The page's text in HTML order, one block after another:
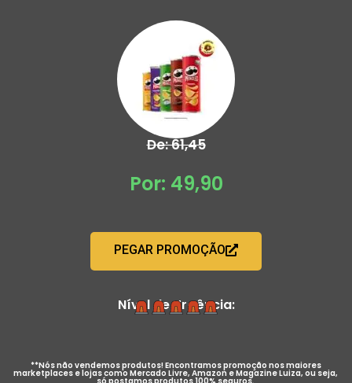
De: 61,45
Por: 49,90
PEGAR PROMOÇÃO
Nível de Urgência:
**Nós não vendemos produtos! Encontramos promoção nos maiores
marketplaces e lojas como Mercado Livre, Amazon e Magazine Luiza, ou seja,